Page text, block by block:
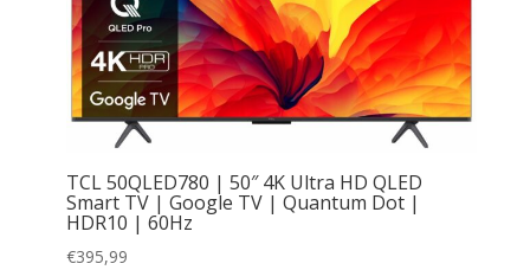
TCL 50QLED780 | 50″ 4K Ultra HD QLED
Smart TV | Google TV | Quantum Dot |
HDR10 | 60Hz
€395,99